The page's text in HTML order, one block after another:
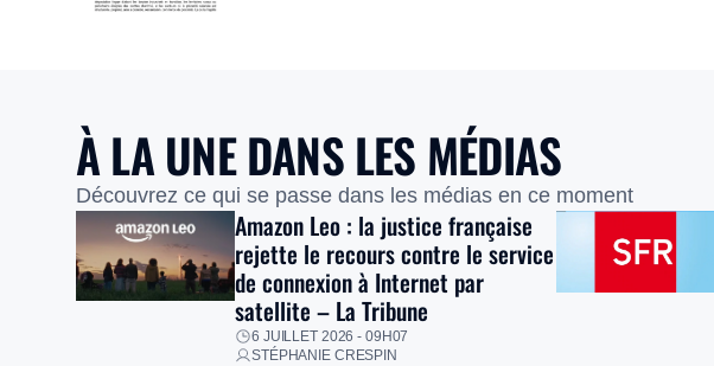
À LA UNE DANS LES MÉDIAS
Découvrez ce qui se passe dans les médias en ce moment
Amazon Leo : la justice française
rejette le recours contre le service
de connexion à Internet par
satellite – La Tribune
6 JUILLET 2026 - 09H07
STÉPHANIE CRESPIN